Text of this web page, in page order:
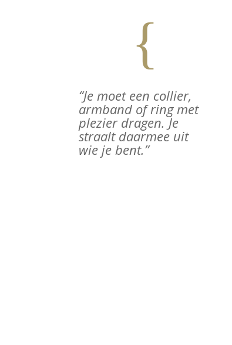
{
“Je moet een collier,
armband of ring met
plezier dragen. Je
straalt daarmee uit
wie je bent.”